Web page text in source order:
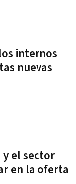
internos
nuevas
el sector
en la oferta